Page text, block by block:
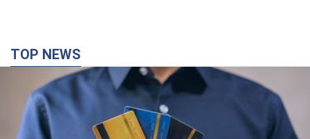
TOP NEWS